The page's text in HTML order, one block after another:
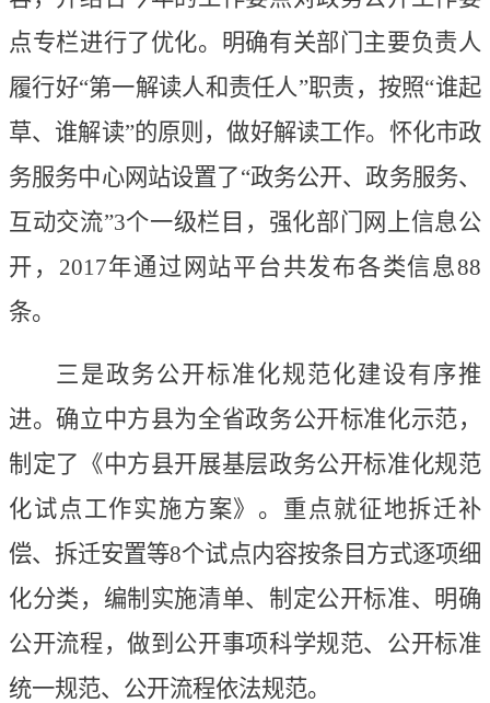
点专栏进行了优化。 明确有关部门主要负责人
履行好“第一解读人和责任人”职责，按照“谁起
草、谁解读”的原则，做好解读工作。 怀化市政
务服务中心网站设置了“政务公开、政务服务、
互动交流”3个一级栏目，强化部门网上信息公
开 ， 2017年通过网站平台共发布各类信息88
条。
三是政务公开标准化规范化建设有序推
进。确立中方县为全省政务公开标准化示范，
制定了《中方县开展基层政务公开标准化规范
化试点工作实施方案》。重点就征地拆迁补
偿、拆迁安置等8个试点内容按条目方式逐项细
化分类，编制实施清单、制定公开标准、明确
公开流程，做到公开事项科学规范、公开标准
统一规范、公开流程依法规范。